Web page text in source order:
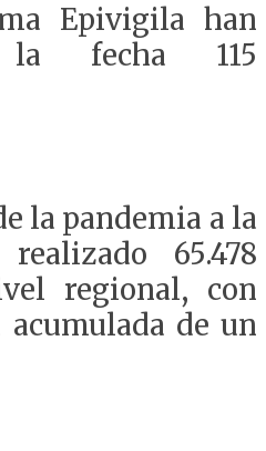
Epivigila han
fecha 115
la pandemia a la
65.478
regional, con
de un